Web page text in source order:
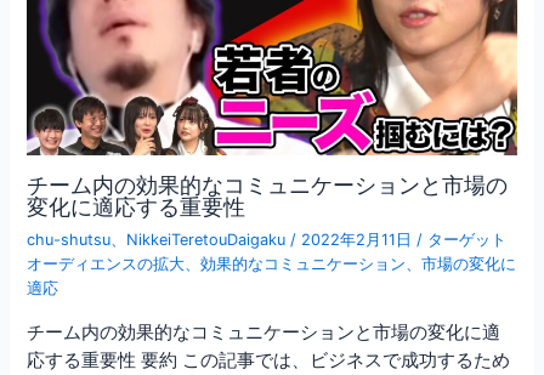
チーム内の効果的なコミュニケーションと市場の
変化に適応する重要性
chu-shutsu、 NikkeiTeretouDaigaku / 2022年2月11日 / ターゲット
オーディエンスの拡大、効果的なコミュニケーション、市場の変化に
適応
チーム内の効果的なコミュニケーションと市場の変化に適
応する重要性 要約 この記事では、ビジネスで成功するため